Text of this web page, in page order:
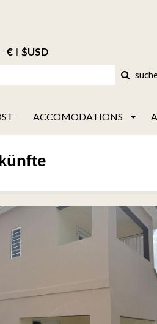
€ $USD
ACCOMODATIONS